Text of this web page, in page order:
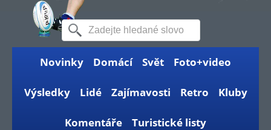
Novinky Domácí Svět Foto+video
Výsledky Lidé Zajímavosti Retro Kluby
Komentáře Turistické listy